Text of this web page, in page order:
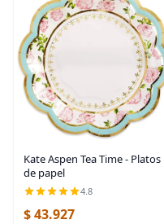
Kate Aspen Tea Time - Platos
de papel
4.8
$ 43.927